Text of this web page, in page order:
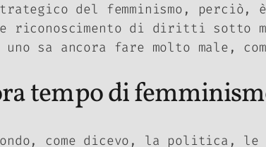
del femminismo,
riconoscimento di diritti sotto
sa ancora fare molto male,
tempo di
come dicevo, la politica,